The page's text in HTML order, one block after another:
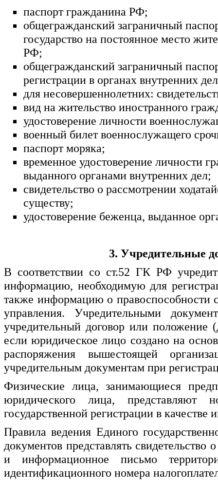
паспорт гражданина РФ;
общегражданский заграничный
государство на постоянное место
РФ;
общегражданский заграничный
регистрации в органах внутренних
для несовершеннолетних:
вид на жительство иностранного
удостоверение личности
военный билет военнослужащего
паспорт моряка;
временное удостоверение личности
выданного органами внутренних дел;
свидетельство о рассмотрении
существу;
удостоверение беженца, выданное
3. Учредительные
В соответствии со ст.52 ГК РФ
информацию, необходимую для
также информацию о правоспособности
управления. Учредительными
учредительный договор или положение
если юридическое лицо создано на
распоряжения вышестоящей
учредительным документам при
Физические лица, занимающиеся
юридического лица, представляют
государственной регистрации в
Правила ведения Единого
документов представлять
и информационное письмо
идентификационного номера